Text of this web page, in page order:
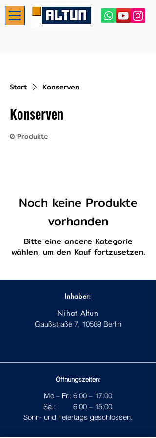
Start Konserven
Konserven
0 Produkte
Noch keine Produkte
vorhanden
Bitte eine andere Kategorie
wählen, um den Kauf fortzusetzen.
Inhaber:
Nihat Altun
Gaußstraße 7, 10589 Berlin
Öffnungszeiten:
Mo – Fr.: 6:00 – 17:00
Sa.: 6:00 – 15:00
Sonn- und Feiertags geschlossen.